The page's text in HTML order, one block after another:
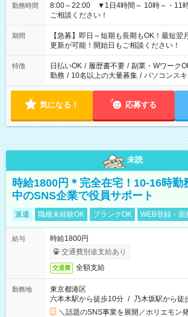
勤務時間
8:00～22:00 ▼1日4時間～ 10時～・11
ご相談ください！
期間
【急募】即日～短期も長期もOK！最短翌
更新が可能！開始日もご相談ください！
特徴 日払いOK / 履歴書不要 / 副業・Wワーク
勤務 / 10名以上の大量募集 / パソコンス
気になる！ 応募する
未読
時給1800円＊完全在宅！10-16時勤
中のSNS企業で役員サポート
派遣 職種未経験OK ブランクOK WEB登録・面
給与
時給1800円
交通費別途支給あり
交通費 全額支給
勤務地
東京都港区
六本木駅から徒歩10分 / 乃木坂駅から徒
＼話題のSNS事業を展開／ホリエモ